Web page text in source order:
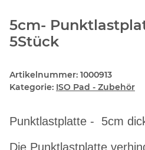
5cm-
5Stück
Artikelnummer: 1000913
Kategorie: ISO Pad - Zubehör
Punktlastplatte - 5cm
Die Punktlastplatte